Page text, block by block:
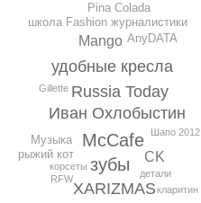
McCafe
зубы
Иван Охлобыстин
Russia Today
XARIZMAS
удобные кресла
CK
Mango
школа Fashion журналистики
рыжий кот
AnyDATA
Музыка
Pina Colada
корсеты
детали
RFW
кларитин
Шапо 2012
Gillette